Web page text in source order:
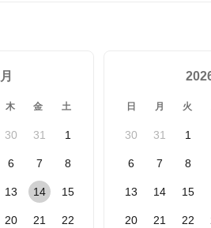
木 金 土
30 31 1
6 7 8
13 14 15
20 21 22
日 月 火
30 31 1
6 7 8
13 14 15
20 21 22